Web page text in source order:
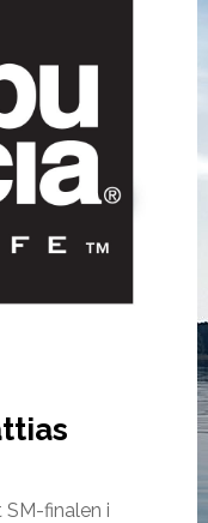
SM-finalen i